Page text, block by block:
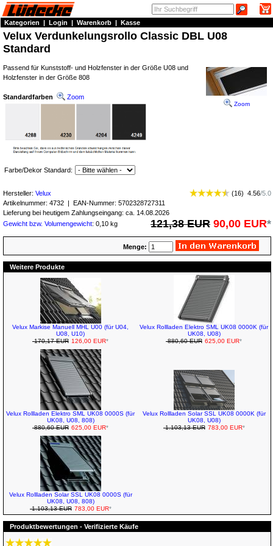
Kategorien | Login | Warenkorb | Kasse
Velux Verdunkelungsrollo Classic DBL U08
Standard
Zoom
Passend für Kunststoff- und Holzfenster in der Größe U08 und
Holzfenster in der Größe 808
Standardfarben Zoom
Farbe/Dekor Standard:
Hersteller: Velux (16) 4.56/5.0
Artikelnummer: 4732 | EAN-Nummer: 5702328727311
Lieferung bei heutigem Zahlungseingang: ca. 14.08.2026
Gewicht bzw. Volumengewicht: 0,10 kg 121,38 EUR 90,00 EUR*
Menge:
Weitere Produkte
Velux Markise Manuell MHL U00 (für U04,
U08, U10)
170,17 EUR 126,00 EUR*
Velux Rollladen Elektro SML UK08 0000K (für
UK08, U08)
880,60 EUR 625,00 EUR*
Velux Rollladen Elektro SML UK08 0000S (für
UK08, U08, 808)
880,60 EUR 625,00 EUR*
Velux Rollladen Solar SSL UK08 0000K (für
UK08, U08)
1.103,13 EUR 783,00 EUR*
Velux Rollladen Solar SSL UK08 0000S (für
UK08, U08, 808)
1.103,13 EUR 783,00 EUR*
Produktbewertungen - Verifizierte Käufe